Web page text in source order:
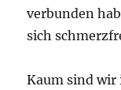
verbunden
sich
Kaum sind wir